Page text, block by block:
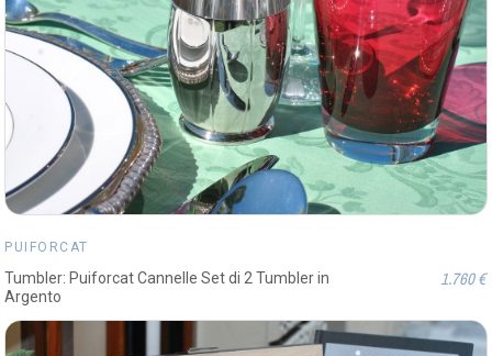
PUIFORCAT
Tumbler: Puiforcat Cannelle Set di 2 Tumbler in
Argento
1.760 €